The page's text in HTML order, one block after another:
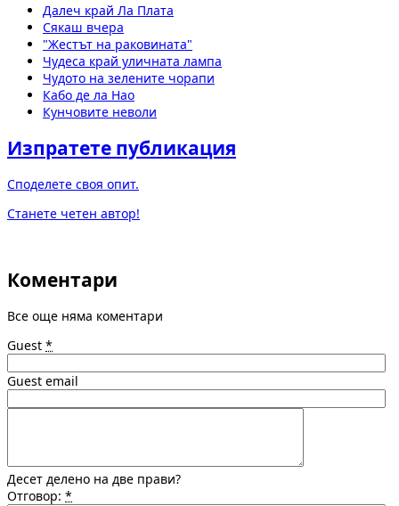
Далеч край Ла Плата
Сякаш вчера
"Жестът на раковината"
Чудеса край уличната лампа
Чудото на зелените чорапи
Кабо де ла Нао
Кунчовите неволи
Изпратете публикация
Споделете своя опит.
Станете четен автор!
Коментари
Все още няма коментари
Guest *
Guest email
Десет делено на две прави?
Отговор: *